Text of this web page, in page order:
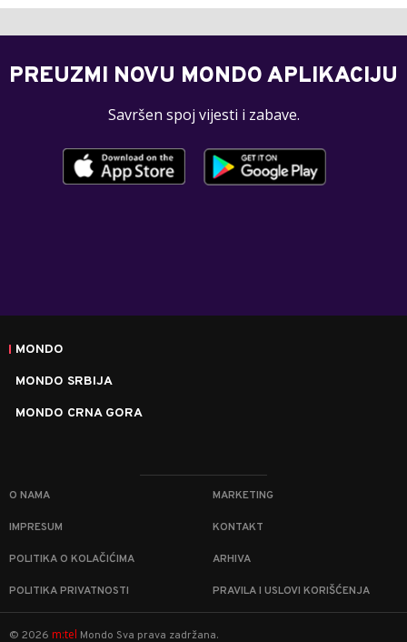
PREUZMI NOVU MONDO APLIKACIJU
Savršen spoj vijesti i zabave.
MONDO
MONDO SRBIJA
MONDO CRNA GORA
O NAMA MARKETING
IMPRESUM KONTAKT
POLITIKA O KOLAČIĆIMA ARHIVA
POLITIKA PRIVATNOSTI PRAVILA I USLOVI KORIŠĆENJA
© 2026 m:tel Mondo Sva prava zadržana.